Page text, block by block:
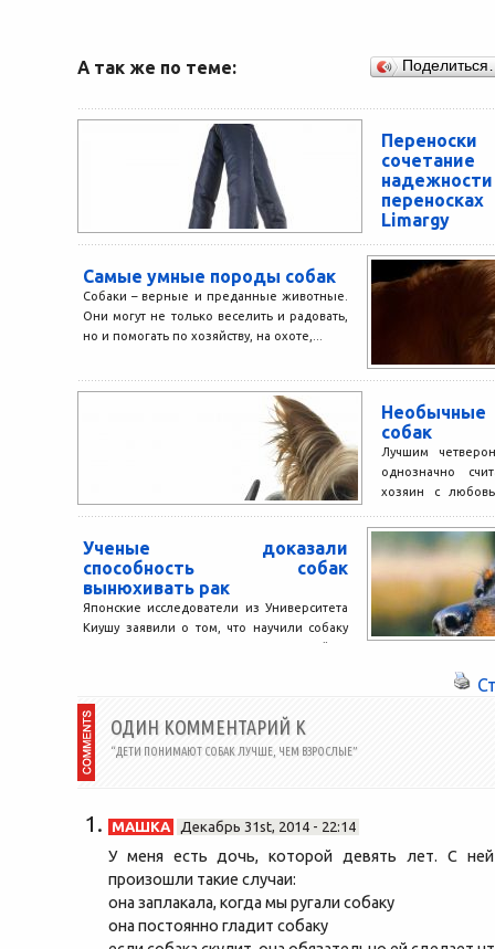
А так же по теме:
Limargy
питомцев
во время
относительно
Самые умные породы собак
Собаки – верные и преданные животные.
Они могут не только веселить и радовать,
но и помогать по хозяйству, на охоте,...
собак
Лучшим
однозначно
хозяин с
заботится...
Ученые доказали
способность собак
вынюхивать рак
Японские исследователи из Университета
Киушу заявили о том, что научили собаку
определять наличие раковых опухолей по
ОДИН КОММЕНТАРИЙ К
“ДЕТИ ПОНИМАЮТ СОБАК ЛУЧШЕ, ЧЕМ ВЗРОСЛЫЕ”
МАШКА Декабрь 31st, 2014 - 22:14
У меня есть дочь, которой девять лет. С
произошли такие случаи:
она заплакала, когда мы ругали собаку
она постоянно гладит собаку